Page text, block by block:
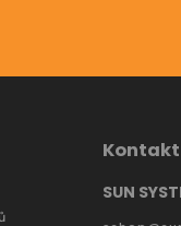
Kontakt
SUN